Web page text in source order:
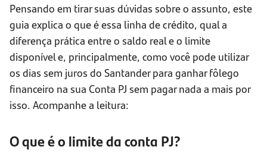
Pensando em tirar suas dúvidas sobre o assunto, este
guia explica o que é essa linha de crédito, qual a
diferença prática entre o saldo real e o limite
disponível e, principalmente, como você pode utilizar
os dias sem juros do Santander para ganhar fôlego
financeiro na sua Conta PJ sem pagar nada a mais por
isso. Acompanhe a leitura:
O que é o limite da conta PJ?